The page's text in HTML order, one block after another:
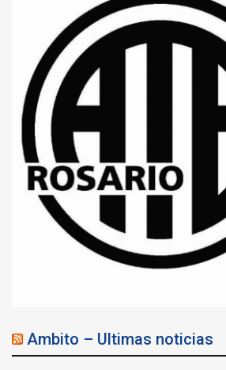
Ambito – Ultimas noticias